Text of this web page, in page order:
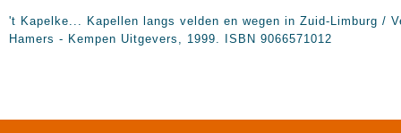
't Kapelke... Kapellen langs velden en wegen in Zuid-Limburg /
Hamers - Kempen Uitgevers, 1999. ISBN 9066571012